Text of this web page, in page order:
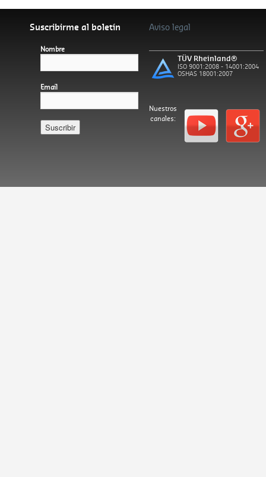
Suscribirme al boletín
Nombre
Email
Aviso legal
TÜV Rheinland®
ISO 9001:2008 - 14001:2004
OSHAS 18001:2007
Nuestros
canales:
Español